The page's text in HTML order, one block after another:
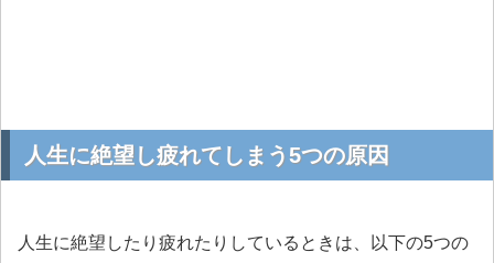
人生に絶望し疲れてしまう5つの原因
人生に絶望したり疲れたりしているときは、以下の5つの